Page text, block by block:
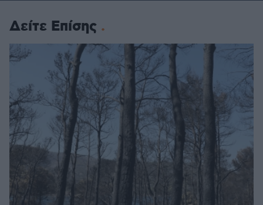
Δείτε Επίσης